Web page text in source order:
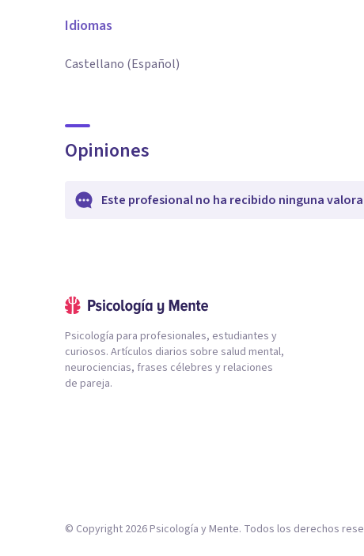
Idiomas
Castellano (Español)
Opiniones
Este profesional no ha recibido ninguna
Psicología para profesionales, estudiantes y
curiosos. Artículos diarios sobre salud mental,
neurociencias, frases célebres y relaciones
de pareja.
© Copyright 2026Psicología y Mente. Todos los derechos